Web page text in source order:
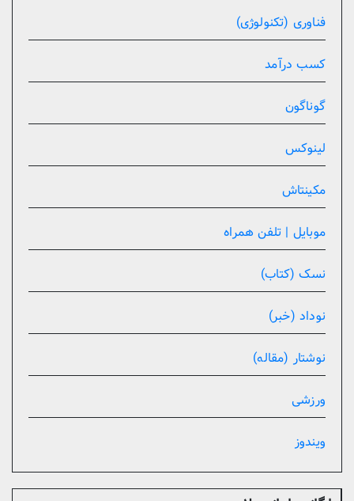
فناوری (تکنولوژی)
کسب درآمد
گوناگون
لینوکس
مکینتاش
موبایل | تلفن همراه
نسک (کتاب)
نوداد (خبر)
نوشتار (مقاله)
ورزشی
ویندوز